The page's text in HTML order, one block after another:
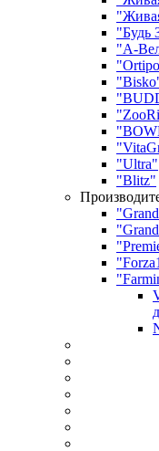
"Будь
"А-
"Ultra"
"Blitz"